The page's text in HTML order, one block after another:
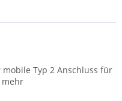
Typ 2 Anschluss für
mehr